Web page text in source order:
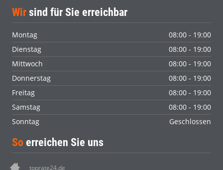
Wir sind für Sie erreichbar
Montag
08:00 - 19:00
Dienstag
08:00 - 19:00
Mittwoch
08:00 - 19:00
Donnerstag
08:00 - 19:00
Freitag
08:00 - 19:00
Samstag
08:00 - 19:00
Sonntag
Geschlossen
So erreichen Sie uns
toprate24.de